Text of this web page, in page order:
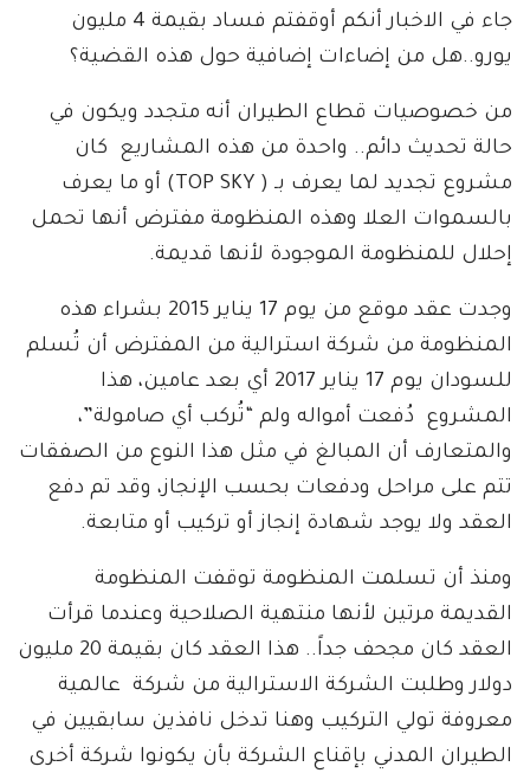
جاء في الاخبار أنكم أوقفتم فساد بقيمة 4 مليون
يورو..هل من إضاءات إضافية حول هذه القضية؟
من خصوصيات قطاع الطيران أنه متجدد ويكون في
حالة تحديث دائم.. واحدة من هذه المشاريع كان
مشروع تجديد لما يعرف بـ ( TOP SKY) أو ما يعرف
بالسموات العلا وهذه المنظومة مفترض أنها تحمل
إحلال للمنظومة الموجودة لأنها قديمة.
وجدت عقد موقع من يوم 17 يناير 2015 بشراء هذه
المنظومة من شركة استرالية من المفترض أن تُسلم
للسودان يوم 17 يناير 2017 أي بعد عامين، هذا
المشروع دُفعت أمواله ولم “تُركب أي صامولة”،
والمتعارف أن المبالغ في مثل هذا النوع من الصفقات
تتم على مراحل ودفعات بحسب الإنجاز، وقد تم دفع
العقد ولا يوجد شهادة إنجاز أو تركيب أو متابعة.
ومنذ أن تسلمت المنظومة توقفت المنظومة
القديمة مرتين لأنها منتهية الصلاحية وعندما قرأت
العقد كان مجحف جداً.. هذا العقد كان بقيمة 20 مليون
دولار وطلبت الشركة الاسترالية من شركة عالمية
معروفة تولي التركيب وهنا تدخل نافذين سابقيين في
الطيران المدني بإقناع الشركة بأن يكونوا شركة أخرى